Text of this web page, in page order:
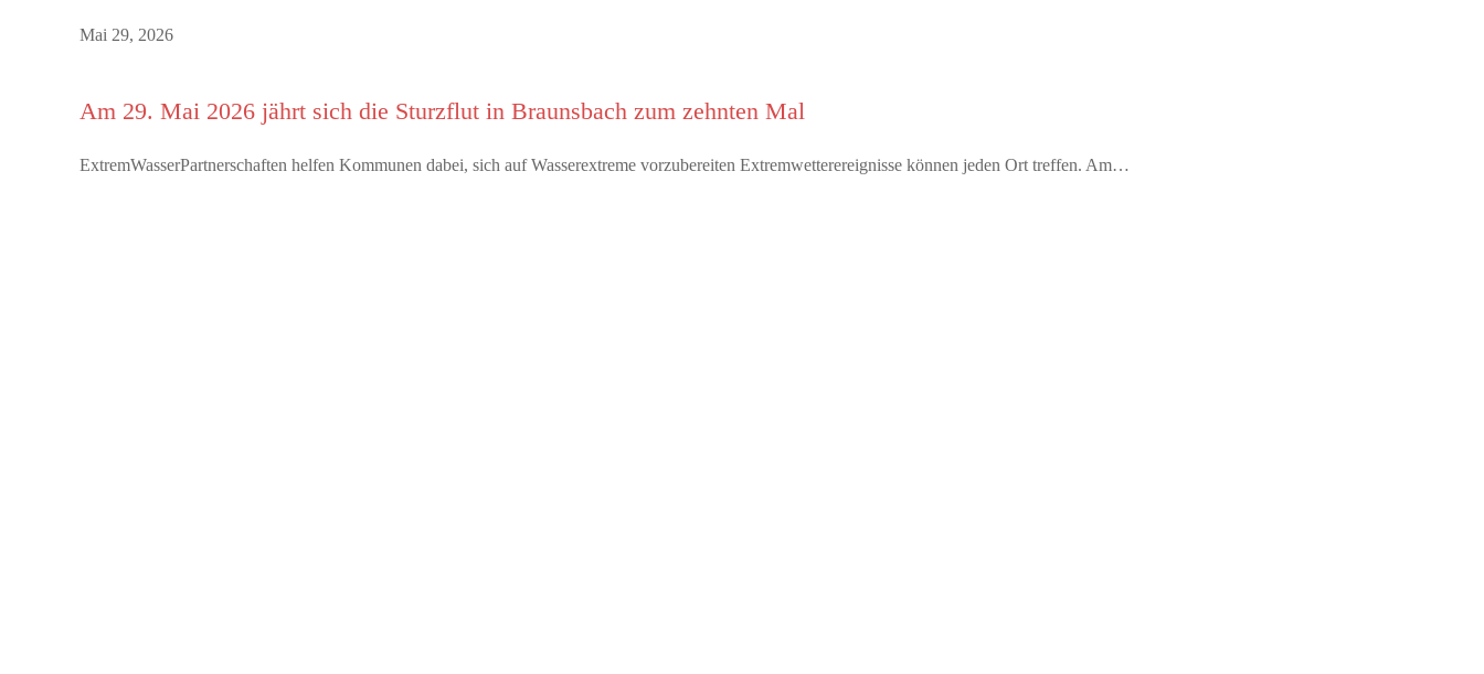
Mai 29, 2026
Am 29. Mai 2026 jährt sich die Sturzflut in Braunsbach zum zehnten Mal
ExtremWasserPartnerschaften helfen Kommunen dabei, sich auf Wasserextreme vorzubereiten Extremwetterereignisse können jeden Ort treffen. Am…